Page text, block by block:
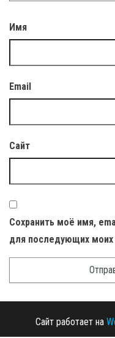
Имя
Email
Сайт
Сохранить моё имя,
для последующих
Сайт работает на